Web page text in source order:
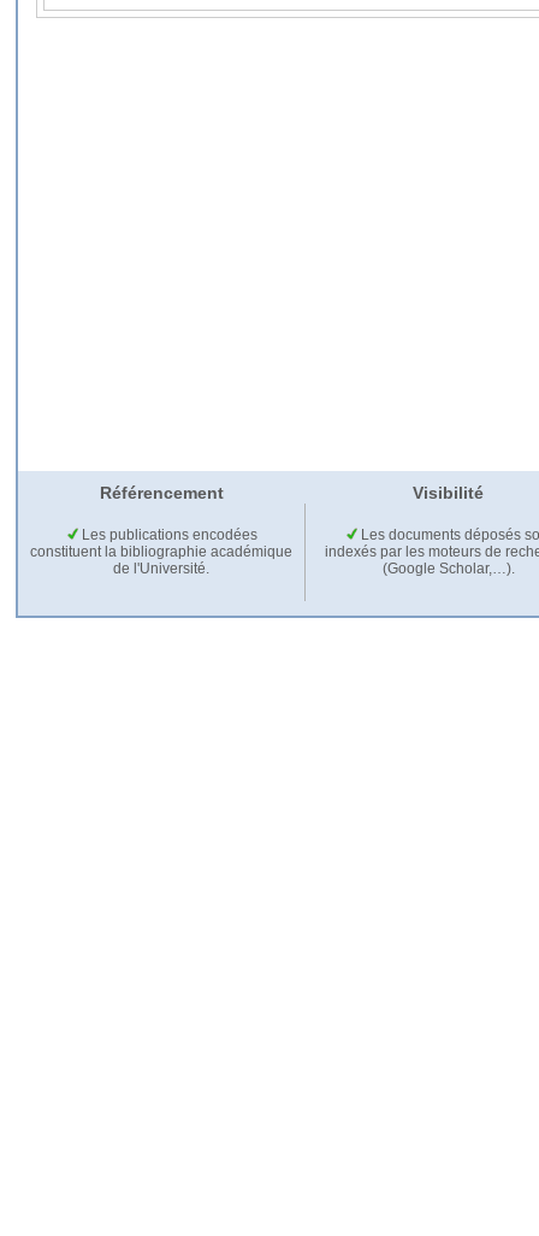
Référencement Visibilité
Les publications encodées
constituent la bibliographie académique
de l'Université.
Les documents déposés
indexés par les moteurs de
(Google Scholar,…).